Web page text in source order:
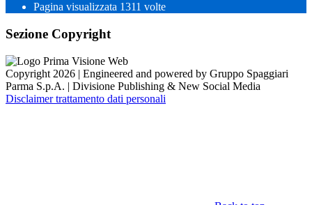
Pagina visualizzata 1311 volte
Sezione Copyright
Copyright 2026 | Engineered and powered by Gruppo Spaggiari
Parma S.p.A. | Divisione Publishing & New Social Media
Disclaimer trattamento dati personali